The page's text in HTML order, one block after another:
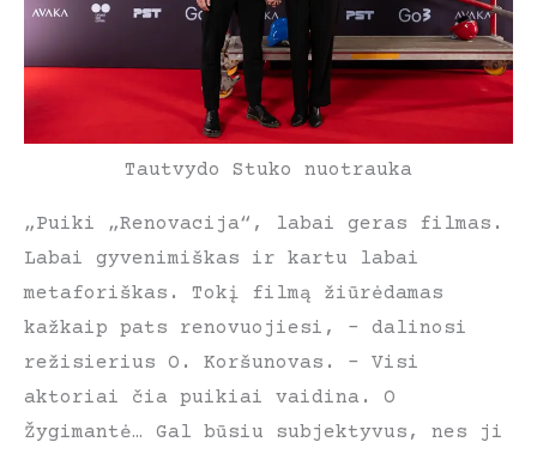
Tautvydo Stuko nuotrauka
„Puiki „Renovacija“, labai geras filmas.
Labai gyvenimiškas ir kartu labai
metaforiškas. Tokį filmą žiūrėdamas
kažkaip pats renovuojiesi, – dalinosi
režisierius O. Koršunovas. – Visi
aktoriai čia puikiai vaidina. O
Žygimantė… Gal būsiu subjektyvus, nes ji